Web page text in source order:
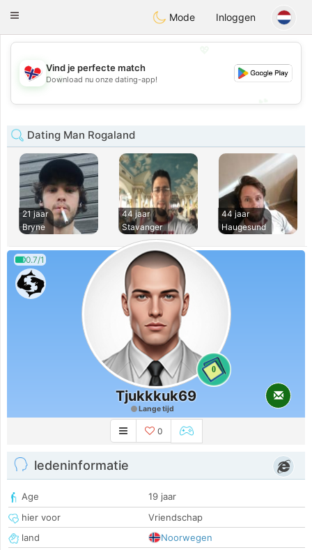
EkteNordmenn
Toggle
Mode Inloggen
💖
💕
Vind je perfecte match
Download nu onze dating-app!
Dating Man Rogaland
21 jaar
Bryne
44 jaar
Stavanger
44 jaar
Haugesund
0.7/1
0
Tjukkkuk69
Lange tijd
0
ledeninformatie
Age
19 jaar
hier voor
Vriendschap
land
Noorwegen